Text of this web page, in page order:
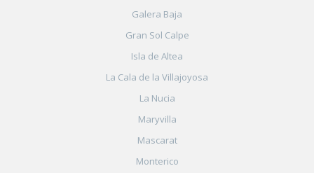
Galera Baja
Gran Sol Calpe
Isla de Altea
La Cala de la Villajoyosa
La Nucia
Maryvilla
Mascarat
Monterico